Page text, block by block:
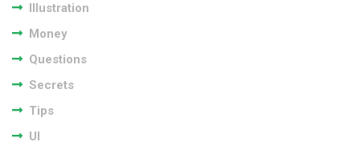
Illustration
Money
Questions
Secrets
Tips
UI